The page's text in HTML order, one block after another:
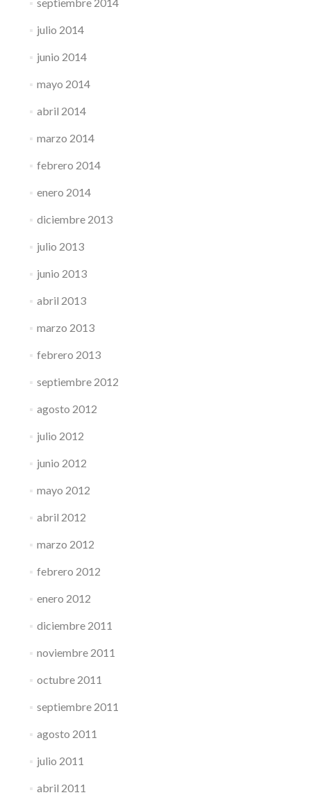
julio 2014
junio 2014
mayo 2014
abril 2014
marzo 2014
febrero 2014
enero 2014
diciembre 2013
julio 2013
junio 2013
abril 2013
marzo 2013
febrero 2013
septiembre 2012
agosto 2012
julio 2012
junio 2012
mayo 2012
abril 2012
marzo 2012
febrero 2012
enero 2012
diciembre 2011
noviembre 2011
octubre 2011
septiembre 2011
agosto 2011
julio 2011
abril 2011